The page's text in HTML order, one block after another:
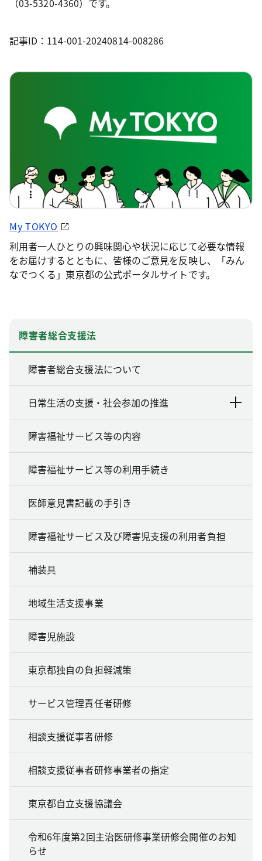
（03-5320-4360）です。
記事ID：114-001-20240814-008286
My TOKYO
利用者一人ひとりの興味関心や状況に応じて必要な情報
をお届けするとともに、皆様のご意見を反映し、「みん
なでつくる」東京都の公式ポータルサイトです。
障害者総合支援法
障害者総合支援法について
日常生活の支援・社会参加の推進
障害福祉サービス等の内容
障害福祉サービス等の利用手続き
医師意見書記載の手引き
障害福祉サービス及び障害児支援の利用者負担
補装具
地域生活支援事業
障害児施設
東京都独自の負担軽減策
サービス管理責任者研修
相談支援従事者研修
相談支援従事者研修事業者の指定
東京都自立支援協議会
令和6年度第2回主治医研修事業研修会開催のお知
らせ